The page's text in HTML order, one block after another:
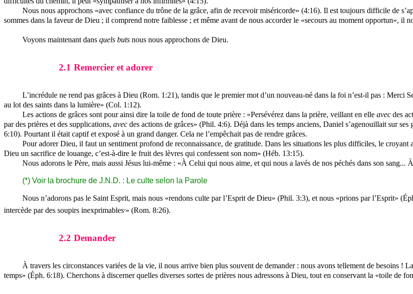
Nous nousapprochons «avec confiance du trône de la grâce, afin de recevoir miséricorde» (4:16). Il est toujours difficile de
sommes dans la faveur de Dieu ; il comprend notre faiblesse ; et même avant de nous accorder le «secours au moment opportun», il
Voyons maintenant dans quels butsnous nous approchons de Dieu.
2.1 Remercier et adorer
L’incrédule ne rend pas grâces à Dieu (Rom. 1:21), tandis que le premier mot d’un nouveau-né dans la foi n’est-il pas : Merci
au lot des saints dans la lumière» (Col. 1:12).
Les actions de grâces sont pour ainsi dire la toile de fond de toute prière : «Persévérez dans la prière, veillant en elle avecdes
par des prières et des supplications, avec des actions de grâces» (Phil. 4:6). Déjà dans les temps anciens, Daniel s’agenouillait sur
6:10). Pourtant il était captif et exposé à un grand danger. Cela ne l’empêchait pas de rendre grâces.
Pour adorer Dieu, il faut un sentiment profond de reconnaissance, de gratitude. Dans les situations les plus difficiles, le
Dieu un sacrifice de louange, c’est-à-dire le fruit des lèvres qui confessent son nom» (Héb. 13:15).
Nous adorons le Père, mais aussi Jésus lui-même : «À Celui qui nous aime, et qui nous a lavés de nos péchés dans son sang...
(*) Voir la brochure de J.N.D. : Le culte selon la Parole
Nous n’adorons pas le Saint Esprit, mais nous «rendons culte par l’Esprit de Dieu» (Phil. 3:3), et nous «prions par l’Esprit» (
intercède par des soupirs inexprimables,» (Rom. 8:26).
2.2 Demander
À travers les circonstances variées de la vie, il nous arrive bien plus souvent de demander : nous avons tellement de besoins !
temps» (Éph. 6:18). Cherchons à discerner quelles diverses sortes de prières nous adressons à Dieu, tout en conservant la «toile de